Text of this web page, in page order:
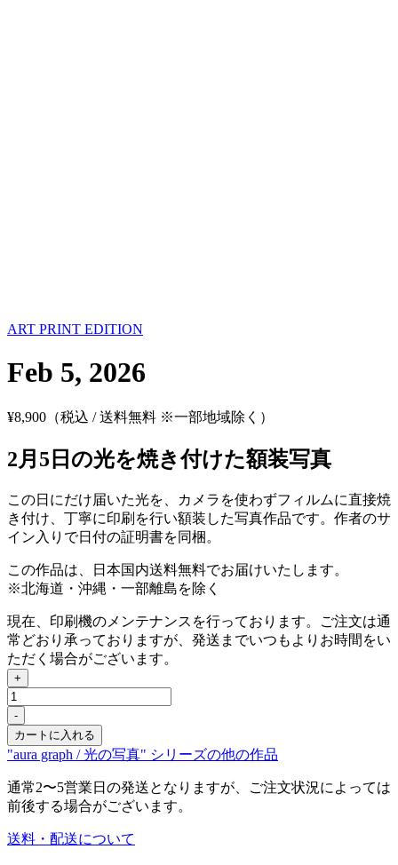
ART PRINT EDITION
Feb 5, 2026
¥8,900 （税込 / 送料無料 ※一部地域除く）
2月5日の光を焼き付けた額装写真
この日にだけ届いた光を、カメラを使わずフィルムに直接焼
き付け、丁寧に印刷を行い額装した写真作品です。作者のサ
イン入りで日付の証明書を同梱。
この作品は、日本国内送料無料でお届けいたします。
※北海道・沖縄・一部離島を除く
現在、印刷機のメンテナンスを行っております。ご注文は通
常どおり承っておりますが、発送までいつもよりお時間をい
ただく場合がございます。
+
Feb
5,
2026
個
-
カートに入れる
"aura graph / 光の写真" シリーズの他の作品
通常2〜5営業日の発送となりますが、ご注文状況によっては
前後する場合がございます。
送料・配送について